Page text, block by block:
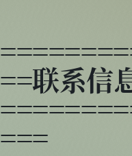
==联系信
===